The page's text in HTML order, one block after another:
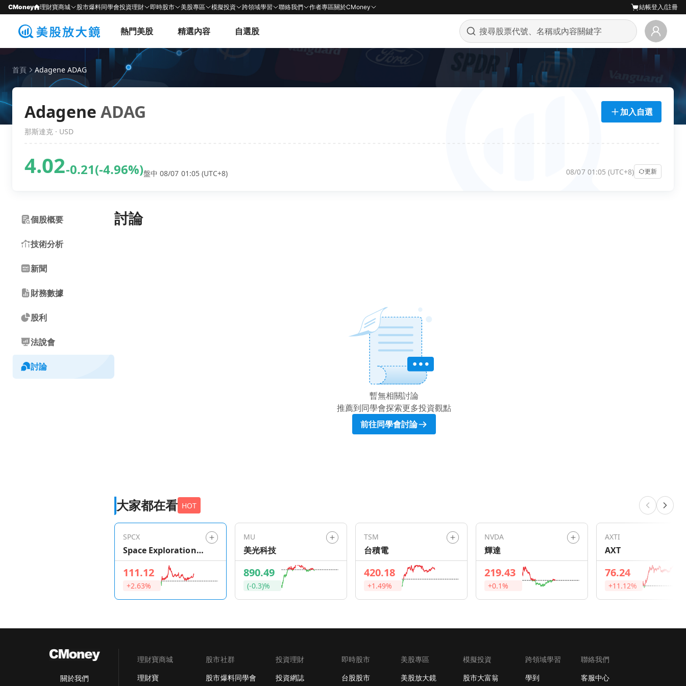
CMoney 理財寶商城 股市爆料同學會投資理財 即時股市 美股專區 模擬投資 跨領域學習 聯絡我們 作者專區關於CMoney 結帳登入/註冊
熱門美股 精選內容 自選股
首頁 Adagene ADAG
Adagene ADAG 加入自選
那斯達克 · USD
4.02-0.21(-4.96%)盤中 08/07 01:05 (UTC+8) 08/07 01:05 (UTC+8) 更新
個股概要
技術分析
新聞
財務數據
股利
法說會
討論
討論
暫無相關討論
推薦到同學會探索更多投資觀點
前往同學會討論
大家都在看 HOT
SPCX
Space Exploration
Technologies
111.12
+2.63%
MU
美光科技
890.49
(-0.3)%
TSM
台積電
420.18
+1.49%
NVDA
輝達
219.43
+0.1%
AXTI
AXT
76.24
+11.12%
關於我們
理財寶商城
理財寶
股市社群
股市爆料同學會
投資理財
投資網誌
即時股市
台股股市
美股專區
美股放大鏡
模擬投資
股市大富翁
跨領域學習
學到
聯絡我們
客服中心